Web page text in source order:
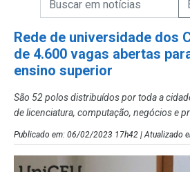
Rede de universidade dos
de 4.600 vagas abertas
ensino superior
São 52 polos distribuídos por toda a
de licenciatura, computação, negócios e
Publicado em: 06/02/2023 17h42 | Atualizado